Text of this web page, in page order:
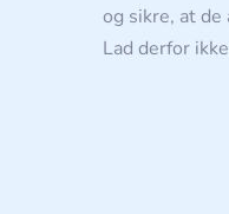
og sikre, at
Lad derfor